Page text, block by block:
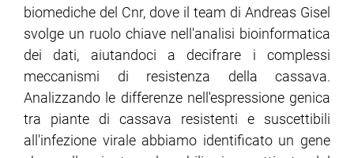
biomediche del Cnr, dove il team di Andreas Gisel
svolge un ruolo chiave nell'analisi bioinformatica
dei dati, aiutandoci a decifrare i complessi
meccanismi di resistenza della cassava.
Analizzando le differenze nell'espressione genica
tra piante di cassava resistenti e suscettibili
all'infezione virale abbiamo identificato un gene